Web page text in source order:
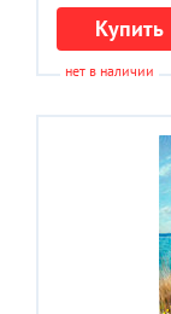
Купить
нет в наличии